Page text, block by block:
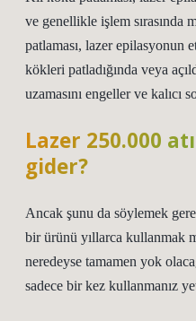
ve genellikle işlem sırasında
patlaması, lazer epilasyonun
kökleri patladığında veya
uzamasını engeller ve kalıcı
Lazer 250.000
gider?
Ancak şunu da söylemek
bir ürünü yıllarca kullanmak
neredeyse tamamen yok
sadece bir kez kullanmanız